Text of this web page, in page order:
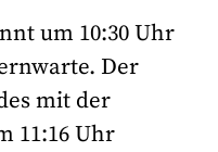
um 10:30 Uhr
Der
mit der
11:16 Uhr